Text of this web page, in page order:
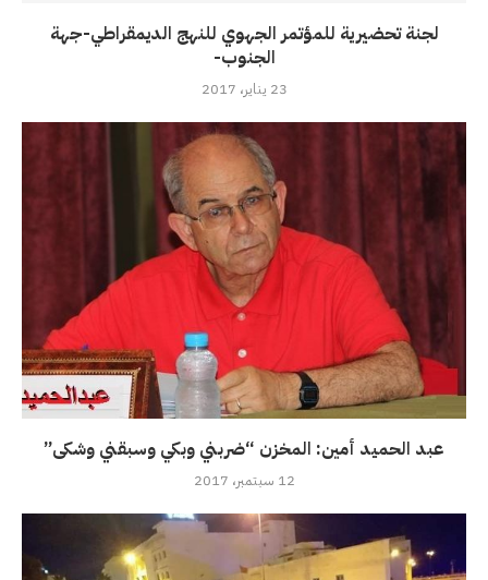
لجنة تحضيرية للمؤتمر الجهوي للنهج الديمقراطي-جهة
الجنوب-
23 يناير، 2017
عبد الحميد أمين: المخزن “ضربني وبكي وسبقني وشكى”
12 سبتمبر، 2017